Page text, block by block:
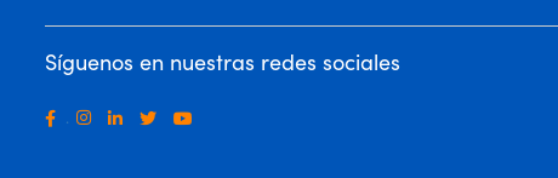
Síguenos en nuestras redes sociales
.